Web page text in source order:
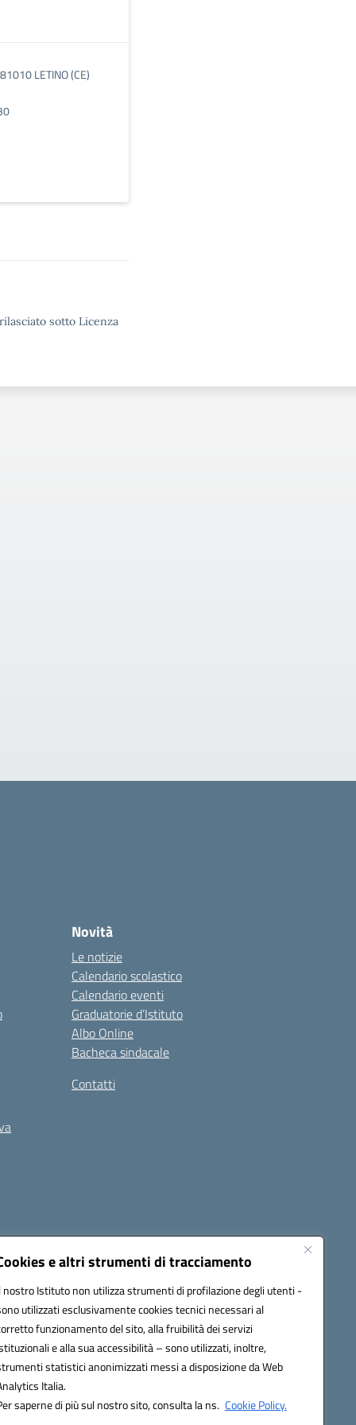
e altri strumenti di tracciamento
nostro Istituto non utilizza strumenti di profilazione degli utenti -
utilizzati esclusivamente cookies tecnici necessari al
funzionamento del sito, alla fruibilità dei servizi
e alla sua accessibilità – sono utilizzati, inoltre,
statistici anonimizzati messi a disposizione da Web
Italia.
saperne di più sul nostro sito, consulta la ns. Cookie Policy.
LETINO (CE)
sotto Licenza
Novità
Le notizie
Calendario scolastico
Calendario eventi
Graduatorie d’Istituto
Albo Online
Bacheca sindacale
Contatti